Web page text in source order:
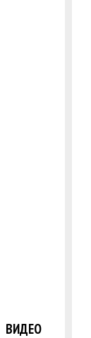
ВИДЕО